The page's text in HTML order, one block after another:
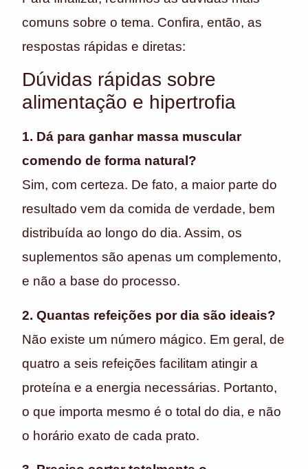
comuns sobre o tema. Confira, então, as
respostas rápidas e diretas:
Dúvidas rápidas sobre
alimentação e hipertrofia
1. Dá para ganhar massa muscular
comendo de forma natural?
Sim, com certeza. De fato, a maior parte do
resultado vem da comida de verdade, bem
distribuída ao longo do dia. Assim, os
suplementos são apenas um complemento,
e não a base do processo.
2. Quantas refeições por dia são ideais?
Não existe um número mágico. Em geral, de
quatro a seis refeições facilitam atingir a
proteína e a energia necessárias. Portanto,
o que importa mesmo é o total do dia, e não
o horário exato de cada prato.